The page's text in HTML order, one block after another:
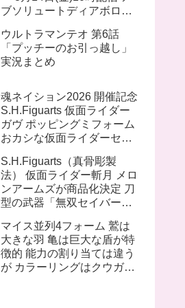
ブソリュートディアボロの
の流れをくむ話か？ オメガ
アーク ブレイザー も参戦す
る模様
ウルトラマンテオ 第6話
「プッチーのお引っ越し」
実況まとめ
魂ネイション2026 開催記念
S.H.Figuarts 仮面ライダー
ガヴ ポッピングミフォーム
おカシな仮面ライダーセッ
法） 仮面ライダー1号／本
郷猛（仮面ライダーTHE
FIRST）
S.H.Figuarts（真骨彫製
法） 仮面ライダー斬月 メロ
ンアームズが商品化決定 刀
型の武器「無双セイバー」
「メロンディフェンダー」
が付属
マイス並列4フォーム 鷲は
大きな羽 亀は巨大な盾が特
徴的 能力の割り当ては違う
が カラーリングはクウガと